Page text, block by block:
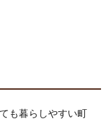
も暮らしやすい町